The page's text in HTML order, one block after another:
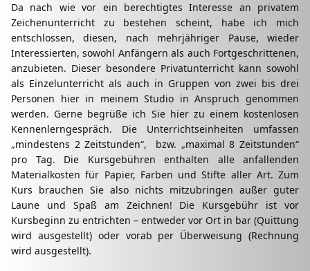
Da nach wie vor ein berechtigtes Interesse an privatem
Zeichenunterricht zu bestehen scheint, habe ich mich
entschlossen, diesen, nach mehrjähriger Pause, wieder
Interessierten, sowohl Anfängern als auch Fortgeschrittenen,
anzubieten. Dieser besondere Privatunterricht kann sowohl
als Einzelunterricht als auch in Gruppen von zwei bis drei
Personen hier in meinem Studio in Anspruch genommen
werden. Gerne begrüße ich Sie hier zu einem kostenlosen
Kennenlerngespräch. Die Unterrichtseinheiten umfassen
„mindestens 2 Zeitstunden“, bzw. „maximal 8 Zeitstunden“
pro Tag. Die Kursgebühren enthalten alle anfallenden
Materialkosten für Papier, Farben und Stifte aller Art. Zum
Kurs brauchen Sie also nichts mitzubringen außer guter
Laune und Spaß am Zeichnen! Die Kursgebühr ist vor
Kursbeginn zu entrichten – entweder vor Ort in bar (Quittung
wird ausgestellt) oder vorab per Überweisung (Rechnung
wird ausgestellt).